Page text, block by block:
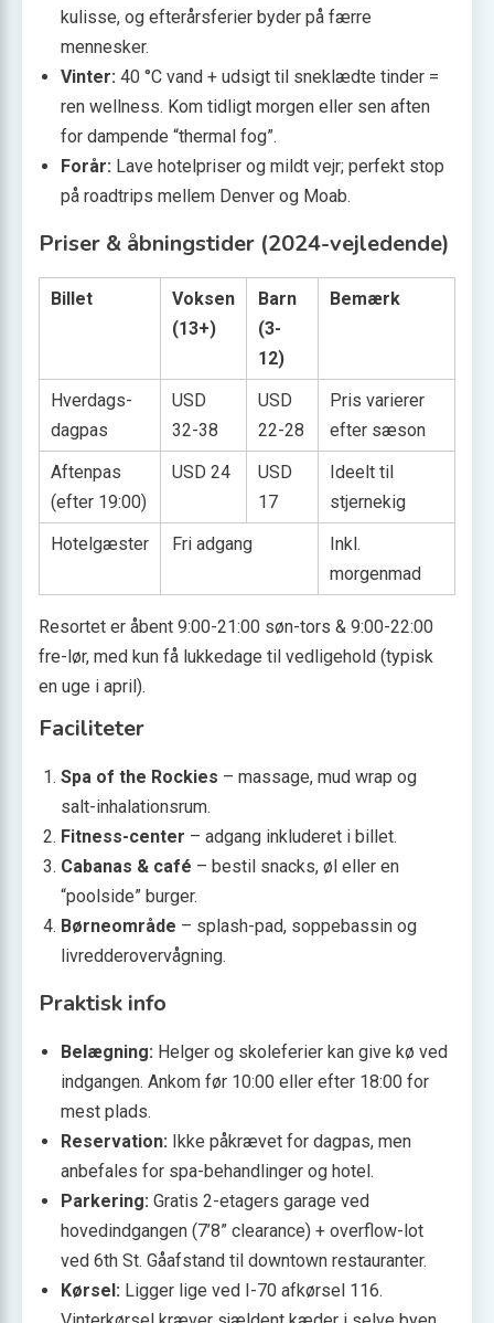
kulisse, og efterårsferier byder på færre
mennesker.
Vinter: 40 °C vand + udsigt til sneklædte tinder =
ren wellness. Kom tidligt morgen eller sen aften
for dampende “thermal fog”.
Forår: Lave hotelpriser og mildt vejr; perfekt stop
på roadtrips mellem Denver og Moab.
Priser & åbningstider (2024-vejledende)
Billet
Voksen
(13+)
Barn
(3-
12)
Bemærk
Hverdags-
dagpas
USD
32-38
USD
22-28
Pris varierer
efter sæson
Aftenpas
(efter 19:00)
USD 24
USD
17
Ideelt til
stjernekig
Hotelgæster
Fri adgang
Inkl.
morgenmad
Resortet er åbent 9:00-21:00 søn-tors & 9:00-22:00
fre-lør, med kun få lukkedage til vedligehold (typisk
en uge i april).
Faciliteter
Spa of the Rockies – massage, mud wrap og
salt-inhalationsrum.
Fitness-center – adgang inkluderet i billet.
Cabanas & café – bestil snacks, øl eller en
“poolside” burger.
Børneområde – splash-pad, soppebassin og
livredderovervågning.
Praktisk info
Belægning: Helger og skoleferier kan give kø ved
indgangen. Ankom før 10:00 eller efter 18:00 for
mest plads.
Reservation: Ikke påkrævet for dagpas, men
anbefales for spa-behandlinger og hotel.
Parkering: Gratis 2-etagers garage ved
hovedindgangen (7’8” clearance) + overflow-lot
ved 6th St. Gåafstand til downtown restauranter.
Kørsel: Ligger lige ved I-70 afkørsel 116.